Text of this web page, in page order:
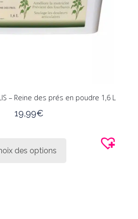
– Reine des prés en poudre 1,6 L
19,99€
des options